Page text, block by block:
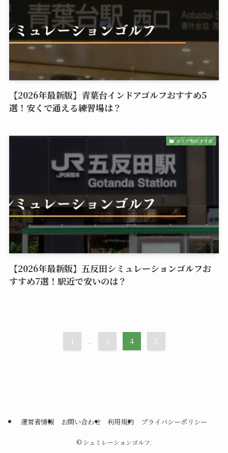
【2026年最新版】青葉台インドアゴルフおすすめ5
選！安くで通える練習場は？
エリア別おすすめ
【2026年最新版】五反田シミュレーションゴルフお
すすめ7選！駅近で安いのは？
1 ... 3 4 5
運営者情報 お問い合わせ 利用規約 プライバシーポリシー
© シュミレーションゴルフ.